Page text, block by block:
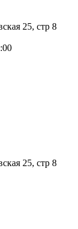
25, стр 8
25, стр 8